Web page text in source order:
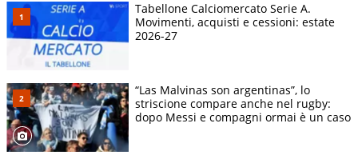
Tabellone Calciomercato Serie A.
Movimenti, acquisti e cessioni: estate
2026-27
“Las Malvinas son argentinas”, lo
striscione compare anche nel rugby:
dopo Messi e compagni ormai è un caso